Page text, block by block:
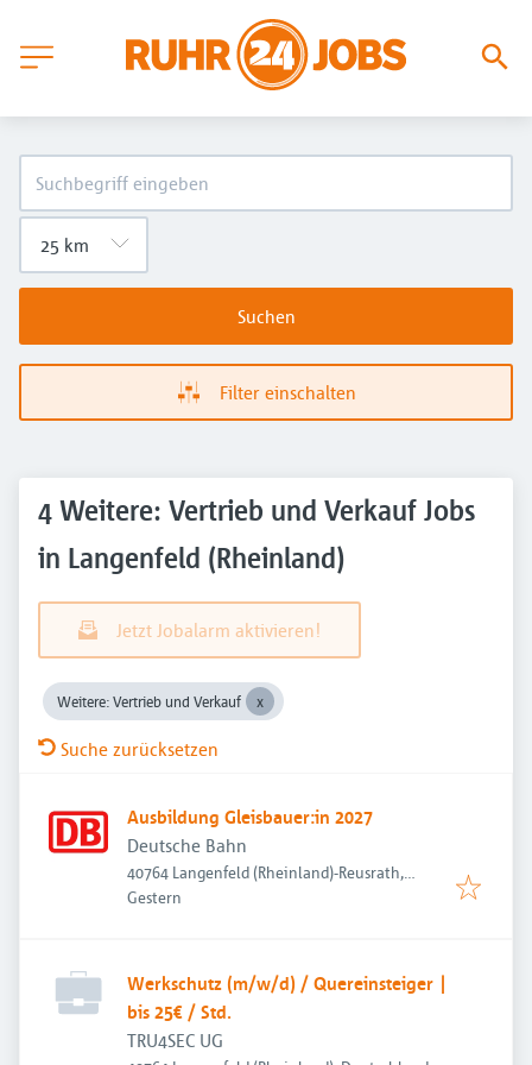
Suchen
Filter einschalten
4 Weitere: Vertrieb und Verkauf Jobs
in Langenfeld (Rheinland)
Jetzt Jobalarm aktivieren!
Weitere: Vertrieb und Verkauf
Suche zurücksetzen
Ausbildung Gleisbauer:in 2027
Deutsche Bahn
40764 Langenfeld (Rheinland)-Reusrath,
Deutschland
Veröffentlicht
Gestern
Werkschutz (m/w/d) / Quereinsteiger |
bis 25€ / Std.
TRU4SEC UG